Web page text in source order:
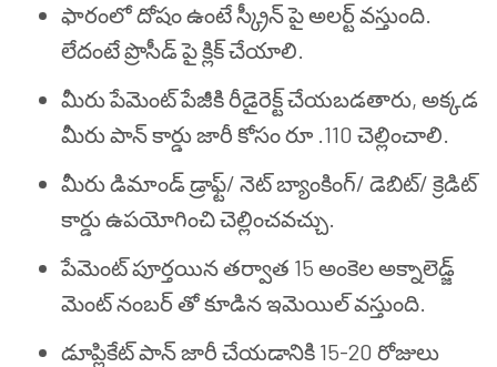
ఫారంలో దోషం ఉంటే స్క్రీన్ పై అలర్ట్ వస్తుంది.
లేదంటే ప్రొసీడ్ పై క్లిక్ చేయాలి.
మీరు పేమెంట్ పేజీకి రీడైరెక్ట్ చేయబడతారు, అక్కడ
మీరు పాన్ కార్డు జారీ కోసం రూ .110 చెల్లించాలి.
మీరు డిమాండ్ డ్రాఫ్ట్/ నెట్ బ్యాంకింగ్/ డెబిట్/ క్రెడిట్
కార్డు ఉపయోగించి చెల్లించవచ్చు.
పేమెంట్ పూర్తయిన తర్వాత 15 అంకెల అక్నాలెడ్జ్
మెంట్ నంబర్ తో కూడిన ఇమెయిల్ వస్తుంది.
డూప్లికేట్ పాన్ జారీ చేయడానికి 15-20 రోజులు